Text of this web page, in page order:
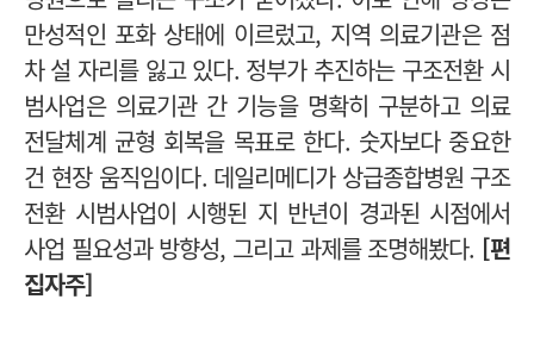
만성적인 포화 상태에 이르렀고, 지역 의료기관은 점
차 설 자리를 잃고 있다. 정부가 추진하는 구조전환 시
범사업은 의료기관 간 기능을 명확히 구분하고 의료
전달체계 균형 회복을 목표로 한다. 숫자보다 중요한
건 현장 움직임이다. 데일리메디가 상급종합병원 구조
전환 시범사업이 시행된 지 반년이 경과된 시점에서
사업 필요성과 방향성, 그리고 과제를 조명해봤다. [편
집자주]